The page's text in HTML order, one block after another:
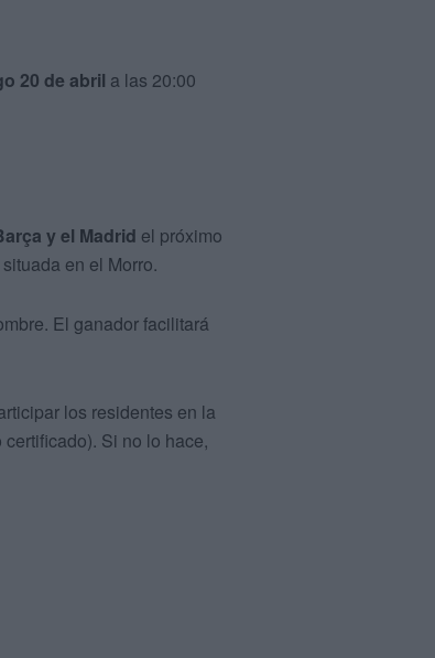
20 de abril a las 20:00
y el Madrid el próximo
en el Morro.
El ganador facilitará
los residentes en la
Si no lo hace,